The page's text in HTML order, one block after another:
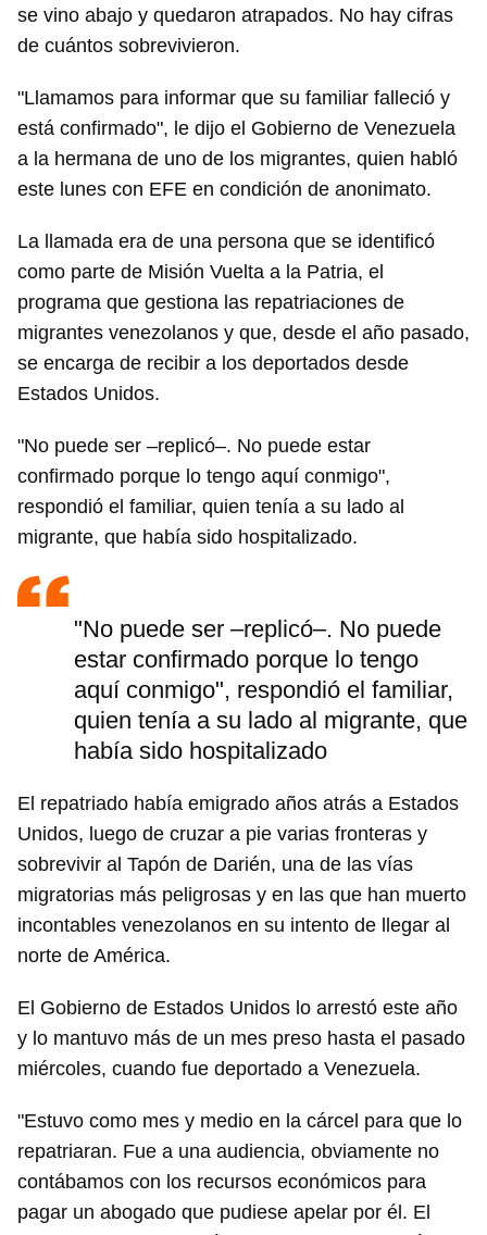
se vino abajo y quedaron atrapados. No hay cifras
de cuántos sobrevivieron.
"Llamamos para informar que su familiar falleció y
está confirmado", le dijo el Gobierno de Venezuela
a la hermana de uno de los migrantes, quien habló
este lunes con EFE en condición de anonimato.
La llamada era de una persona que se identificó
como parte de Misión Vuelta a la Patria, el
programa que gestiona las repatriaciones de
migrantes venezolanos y que, desde el año pasado,
se encarga de recibir a los deportados desde
Estados Unidos.
"No puede ser –replicó–. No puede estar
confirmado porque lo tengo aquí conmigo",
respondió el familiar, quien tenía a su lado al
migrante, que había sido hospitalizado.
"No puede ser –replicó–. No puede
estar confirmado porque lo tengo
aquí conmigo", respondió el familiar,
quien tenía a su lado al migrante, que
había sido hospitalizado
El repatriado había emigrado años atrás a Estados
Unidos, luego de cruzar a pie varias fronteras y
sobrevivir al Tapón de Darién, una de las vías
migratorias más peligrosas y en las que han muerto
incontables venezolanos en su intento de llegar al
norte de América.
El Gobierno de Estados Unidos lo arrestó este año
y lo mantuvo más de un mes preso hasta el pasado
miércoles, cuando fue deportado a Venezuela.
"Estuvo como mes y medio en la cárcel para que lo
repatriaran. Fue a una audiencia, obviamente no
contábamos con los recursos económicos para
pagar un abogado que pudiese apelar por él. El